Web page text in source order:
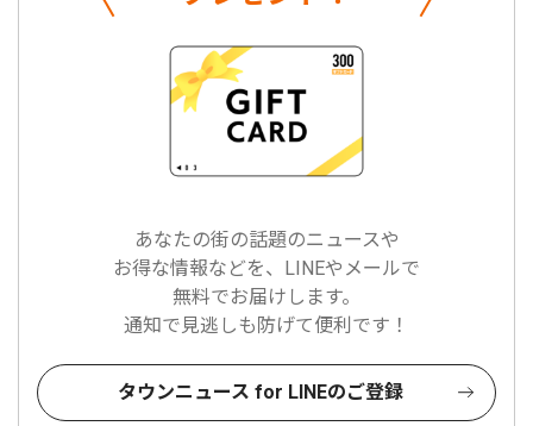
あなたの街の話題のニュースや
お得な情報などを、LINEやメールで
無料でお届けします。
通知で見逃しも防げて便利です！
タウンニュース for LINEのご登録